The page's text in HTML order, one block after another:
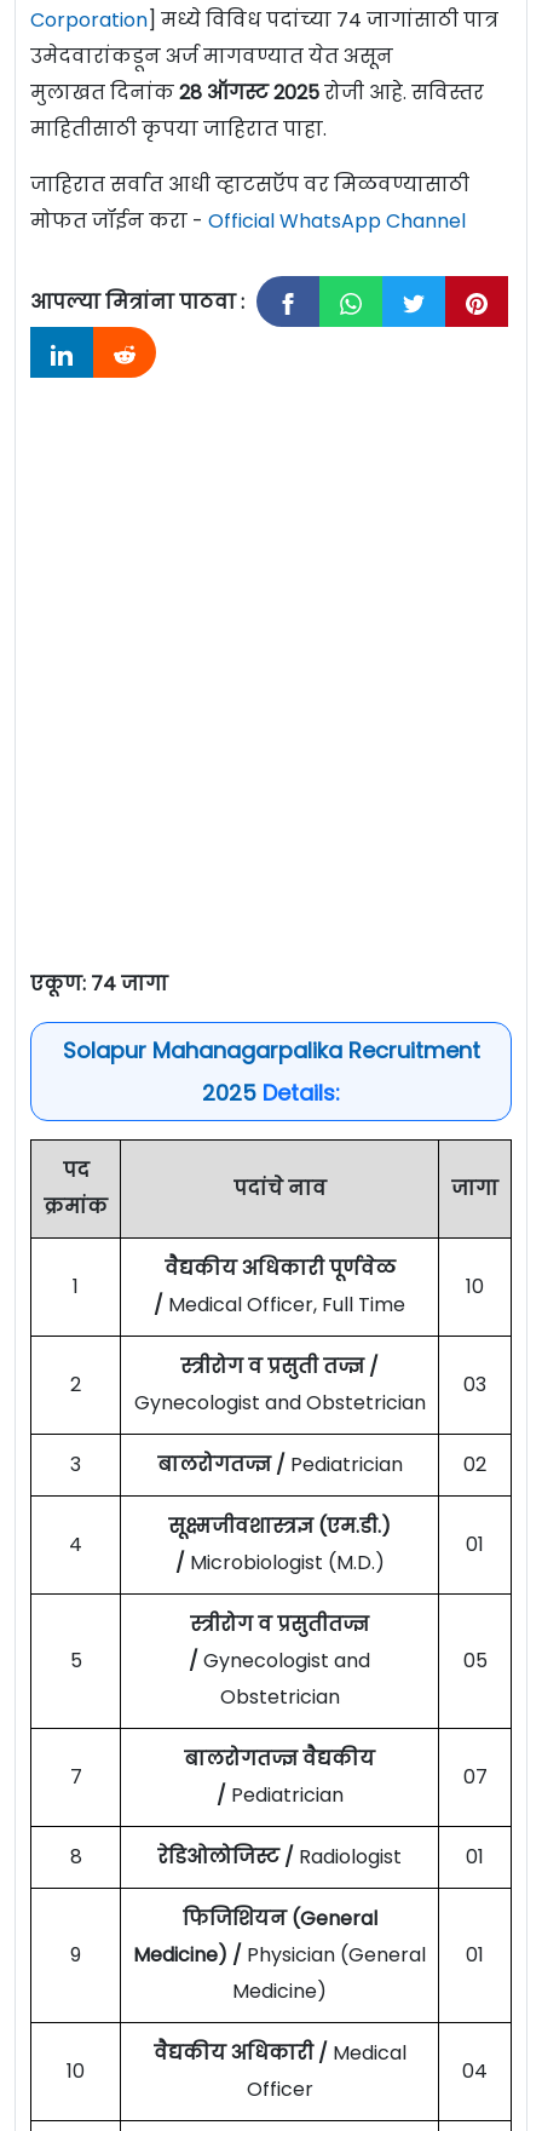
Corporation] मध्ये विविध पदांच्या 74 जागांसाठी पात्र
उमेदवारांकडून अर्ज मागवण्यात येत असून
मुलाखत दिनांक28 ऑगस्ट2025रोजी आहे. सविस्तर
माहितीसाठी कृपया जाहिरात पाहा.
जाहिरात सर्वात आधी व्हाटसऍप वर मिळवण्यासाठी
मोफत जॉईन करा - Official WhatsApp Channel
आपल्या मित्रांना पाठवा :
एकूण: 74 जागा
Solapur Mahanagarpalika Recruitment
2025 Details:
पद
क्रमांक
पदांचे नाव जागा
1
वैद्यकीय अधिकारी पूर्णवेळ
/ Medical Officer, Full Time
10
2
स्त्रीरोग व प्रसुती तज्ज्ञ /
Gynecologist and Obstetrician
03
3 बालरोगतज्ज्ञ / Pediatrician 02
4
सूक्ष्मजीवशास्त्रज्ञ (एम.डी.)
/ Microbiologist (M.D.)
01
5
स्त्रीरोग व प्रसुतीतज्ज्ञ
/ Gynecologist and
Obstetrician
05
7
बालरोगतज्ज्ञ वैद्यकीय
/ Pediatrician
07
8 रेडिओलोजिस्ट / Radiologist 01
9
फिजिशियन (General
Medicine) / Physician (General
Medicine)
01
10
वैद्यकीय अधिकारी / Medical
Officer
04